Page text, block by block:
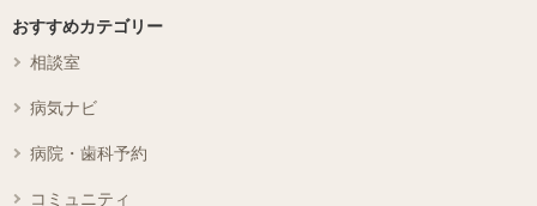
おすすめカテゴリー
相談室
病気ナビ
病院・歯科予約
コミュニティ